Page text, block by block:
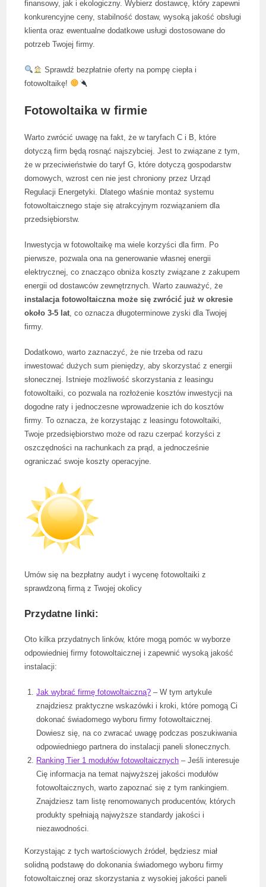
finansowy, jak i ekologiczny. Wybierz dostawcę, który zapewni
konkurencyjne ceny, stabilność dostaw, wysoką jakość obsługi
klienta oraz ewentualne dodatkowe usługi dostosowane do
potrzeb Twojej firmy.
Sprawdź bezpłatnie oferty na pompę ciepła i
fotowoltaikę!
Fotowoltaika w firmie
Warto zwrócić uwagę na fakt, że w taryfach C i B, które
dotyczą firm będą rosnąć najszybciej. Jest to związane z tym,
że w przeciwieństwie do taryf G, które dotyczą gospodarstw
domowych, wzrost cen nie jest chroniony przez Urząd
Regulacji Energetyki. Dlatego właśnie montaż systemu
fotowoltaicznego staje się atrakcyjnym rozwiązaniem dla
przedsiębiorstw.
Inwestycja w fotowoltaikę ma wiele korzyści dla firm. Po
pierwsze, pozwala ona na generowanie własnej energii
elektrycznej, co znacząco obniża koszty związane z zakupem
energii od dostawców zewnętrznych. Warto zauważyć, że
instalacja fotowoltaiczna może się zwrócić już w okresie
około 3-5 lat, co oznacza długoterminowe zyski dla Twojej
firmy.
Dodatkowo, warto zaznaczyć, że nie trzeba od razu
inwestować dużych sum pieniędzy, aby skorzystać z energii
słonecznej. Istnieje możliwość skorzystania z leasingu
fotowoltaiki, co pozwala na rozłożenie kosztów inwestycji na
dogodne raty i jednoczesne wprowadzenie ich do kosztów
firmy. To oznacza, że korzystając z leasingu fotowoltaiki,
Twoje przedsiębiorstwo może od razu czerpać korzyści z
oszczędności na rachunkach za prąd, a jednocześnie
ograniczać swoje koszty operacyjne.
Umów się na bezpłatny audyt i wycenę fotowoltaiki z
sprawdzoną firmą z Twojej okolicy
Przydatne linki:
Oto kilka przydatnych linków, które mogą pomóc w wyborze
odpowiedniej firmy fotowoltaicznej i zapewnić wysoką jakość
instalacji:
Jak wybrać firmę fotowoltaiczną? – W tym artykule
znajdziesz praktyczne wskazówki i kroki, które pomogą Ci
dokonać świadomego wyboru firmy fotowoltaicznej.
Dowiesz się, na co zwracać uwagę podczas poszukiwania
odpowiedniego partnera do instalacji paneli słonecznych.
Ranking Tier 1 modułów fotowoltaicznych – Jeśli interesuje
Cię informacja na temat najwyższej jakości modułów
fotowoltaicznych, warto zapoznać się z tym rankingiem.
Znajdziesz tam listę renomowanych producentów, których
produkty spełniają najwyższe standardy jakości i
niezawodności.
Korzystając z tych wartościowych źródeł, będziesz miał
solidną podstawę do dokonania świadomego wyboru firmy
fotowoltaicznej oraz skorzystania z wysokiej jakości paneli